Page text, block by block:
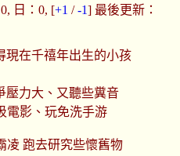
日：0, [+1 /-1] 最後更新：
現在千禧年出生的小孩
壓力大、又聽些糞音
電影、玩免洗手游
凌 跑去研究些懷舊物